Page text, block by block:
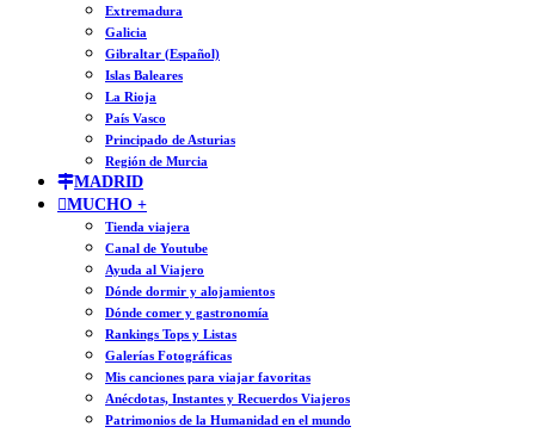
Extremadura
Galicia
Gibraltar (Español)
Islas Baleares
La Rioja
País Vasco
Principado de Asturias
Región de Murcia
MADRID
MUCHO +
Tienda viajera
Canal de Youtube
Ayuda al Viajero
Dónde dormir y alojamientos
Dónde comer y gastronomía
Rankings Tops y Listas
Galerías Fotográficas
Mis canciones para viajar favoritas
Anécdotas, Instantes y Recuerdos Viajeros
Patrimonios de la Humanidad en el mundo